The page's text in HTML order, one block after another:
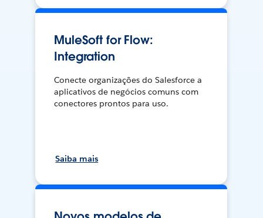
MuleSoft for Flow:
Integration
Conecte organizações do Salesforce a
aplicativos de negócios comuns com
conectores prontos para uso.
Saiba mais